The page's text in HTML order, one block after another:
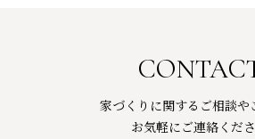
家づくりに関するご相談や
お気軽にご連絡くだ